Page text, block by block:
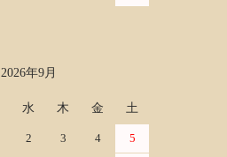
2026年9月
水 木 金 土
2 3 4 5